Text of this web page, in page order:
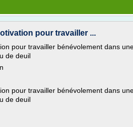
pour travailler ...
pour travailler bénévolement dans
de deuil
pour travailler bénévolement dans
de deuil